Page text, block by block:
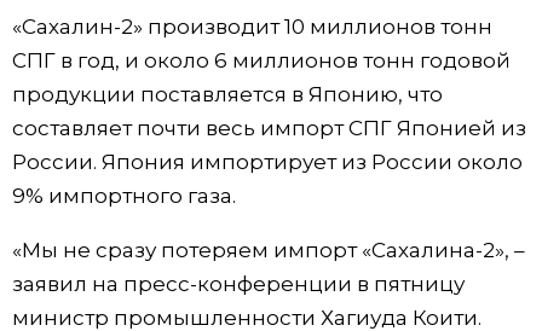
«Сахалин-2» производит 10 миллионов тонн
СПГ в год, и около 6 миллионов тонн годовой
продукции поставляется в Японию, что
составляет почти весь импорт СПГ Японией из
России. Япония импортирует из России около
9% импортного газа.
«Мы не сразу потеряем импорт «Сахалина-2», –
заявил на пресс-конференции в пятницу
министр промышленности Хагиуда Коити.